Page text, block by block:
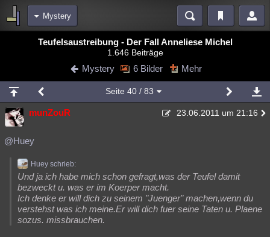
Mystery
Blogs Videos
Chat Wiki Neuigkeiten
meine Rubriken
Menschen Wissenschaft Mystery Kriminalfälle
Spiritualität
Natur Umfragen
weitere Rubriken
Philosophie Träume Orte Esoterik Literatur
Astronomie Helpdesk
Teufelsaustreibung - Der Fall Anneliese Michel
1.646 Beiträge
Mystery 6 Bilder Mehr
Seite 40/ 83
munZouR 23.06.2011 um 21:16
@Huey
Huey schrieb:
Und ja ich habe mich schon gefragt,was der Teufel damit
bezweckt u. was er im Koerper macht.
Ich denke er will dich zu seinem "Juenger" machen,wenn du
verstehst was ich meine.Er will dich fuer seine Taten u. Plaene
sozus. missbrauchen.